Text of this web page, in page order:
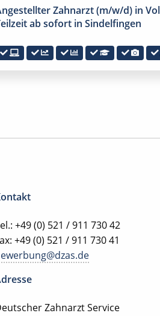
Zahnarzt (m/w/d) in
ab sofort in Sindelfingen
+49 (0) 521 / 911 730 42
+49 (0) 521 / 911 730 41
Zahnarzt Service